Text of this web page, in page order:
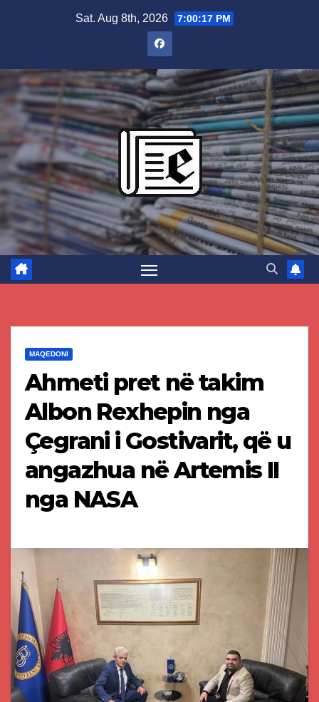
Sat. Aug 8th, 2026 7:00:17 PM
MAQEDONI
Ahmeti pret në takim
Albon Rexhepin nga
Çegrani i Gostivarit, që u
angazhua në Artemis II
nga NASA